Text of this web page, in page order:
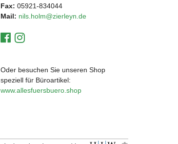
Fax: 05921-834044
Mail: nils.holm@zierleyn.de
Oder besuchen Sie unseren Shop
speziell für Büroartikel:
www.allesfuersbuero.shop